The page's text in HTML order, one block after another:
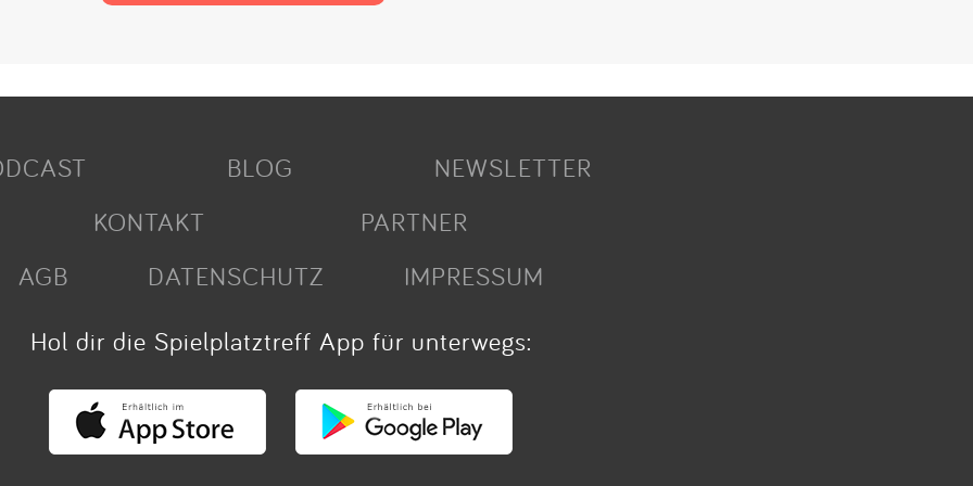
BLOG
NEWSLETTER
KONTAKT
PARTNER
AGB
DATENSCHUTZ
IMPRESSUM
Hol dir die Spielplatztreff App für unterwegs: